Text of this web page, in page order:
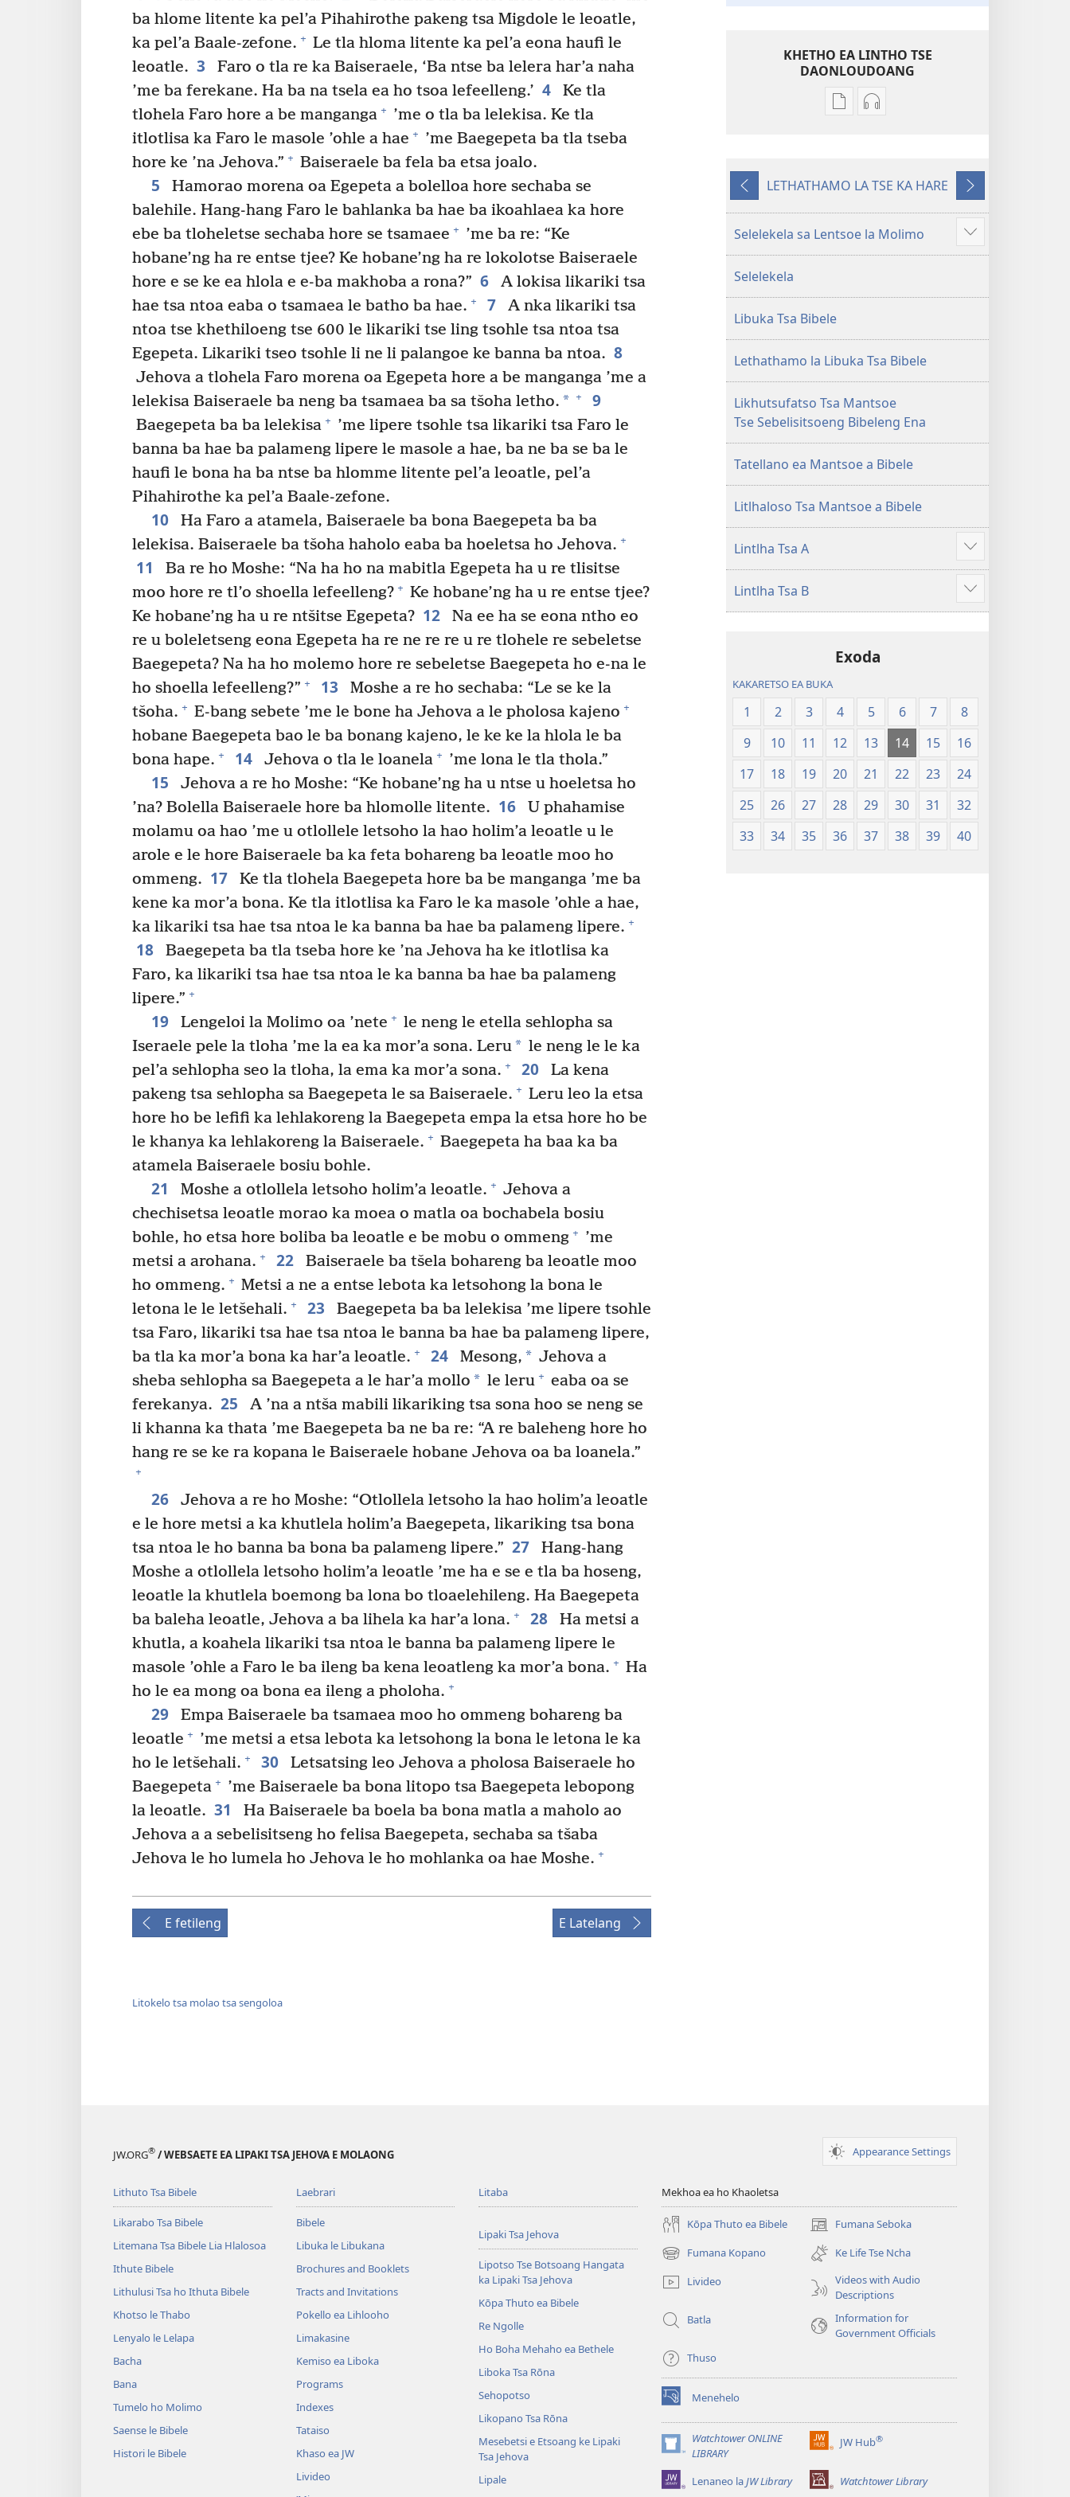
ba hlome litente ka pel’a Pihahirothe pakeng tsa Migdole le leoatle,
ka pel’a Baale-zefone. + Le tla hloma litente ka pel’a eona haufi le
leoatle. 3
Faro o tla re ka Baiseraele, ‘Ba ntse ba lelera har’a naha
’me ba ferekane. Ha ba na tsela ea ho tsoa lefeelleng.’ 4
Ke tla
tlohela Faro hore a be manganga + ’me o tla ba lelekisa. Ke tla
itlotlisa ka Faro le masole ’ohle a hae + ’me Baegepeta ba tla tseba
hore ke ’na Jehova.” + Baiseraele ba fela ba etsa joalo.
5
Hamorao morena oa Egepeta a bolelloa hore sechaba se
balehile. Hang-hang Faro le bahlanka ba hae ba ikoahlaea ka hore
ebe ba tloheletse sechaba hore se tsamaee + ’me ba re: “Ke
hobane’ng ha re entse tjee? Ke hobane’ng ha re lokolotse Baiseraele
hore e se ke ea hlola e e-ba makhoba a rona?” 6
A lokisa likariki tsa
hae tsa ntoa eaba o tsamaea le batho ba hae. + 7
A nka likariki tsa
ntoa tse khethiloeng tse 600 le likariki tse ling tsohle tsa ntoa tsa
Egepeta. Likariki tseo tsohle li ne li palangoe ke banna ba ntoa. 8
Jehova a tlohela Faro morena oa Egepeta hore a be manganga ’me a
lelekisa Baiseraele ba neng ba tsamaea ba sa tšoha letho. * + 9
Baegepeta ba ba lelekisa + ’me lipere tsohle tsa likariki tsa Faro le
banna ba hae ba palameng lipere le masole a hae, ba ne ba se ba le
haufi le bona ha ba ntse ba hlomme litente pel’a leoatle, pel’a
Pihahirothe ka pel’a Baale-zefone.
10
Ha Faro a atamela, Baiseraele ba bona Baegepeta ba ba
lelekisa. Baiseraele ba tšoha haholo eaba ba hoeletsa ho Jehova. +
11
Ba re ho Moshe: “Na ha ho na mabitla Egepeta ha u re tlisitse
moo hore re tl’o shoella lefeelleng? + Ke hobane’ng ha u re entse tjee?
Ke hobane’ng ha u re ntšitse Egepeta? 12
Na ee ha se eona ntho eo
re u boleletseng eona Egepeta ha re ne re re u re tlohele re sebeletse
Baegepeta? Na ha ho molemo hore re sebeletse Baegepeta ho e-na le
ho shoella lefeelleng?” + 13
Moshe a re ho sechaba: “Le se ke la
tšoha. + E-bang sebete ’me le bone ha Jehova a le pholosa kajeno +
hobane Baegepeta bao le ba bonang kajeno, le ke ke la hlola le ba
bona hape. + 14 Jehova o tla le loanela + ’me lona le tla thola.”
15
Jehova a re ho Moshe: “Ke hobane’ng ha u ntse u hoeletsa ho
’na? Bolella Baiseraele hore ba hlomolle litente. 16
U phahamise
molamu oa hao ’me u otlollele letsoho la hao holim’a leoatle u le
arole e le hore Baiseraele ba ka feta bohareng ba leoatle moo ho
ommeng. 17
Ke tla tlohela Baegepeta hore ba be manganga ’me ba
kene ka mor’a bona. Ke tla itlotlisa ka Faro le ka masole ’ohle a hae,
ka likariki tsa hae tsa ntoa le ka banna ba hae ba palameng lipere. +
18
Baegepeta ba tla tseba hore ke ’na Jehova ha ke itlotlisa ka
Faro, ka likariki tsa hae tsa ntoa le ka banna ba hae ba palameng
lipere.” +
19 Lengeloi la Molimo oa ’nete + le neng le etella sehlopha sa
Iseraele pele la tloha ’me la ea ka mor’a sona. Leru* le neng le le ka
pel’a sehlopha seo la tloha, la ema ka mor’a sona. + 20
La kena
pakeng tsa sehlopha sa Baegepeta le sa Baiseraele. + Leru leo la etsa
hore ho be lefifi ka lehlakoreng la Baegepeta empa la etsa hore ho be
le khanya ka lehlakoreng la Baiseraele. + Baegepeta ha baa ka ba
atamela Baiseraele bosiu bohle.
21 Moshe a otlollela letsoho holim’a leoatle. + Jehova a
chechisetsa leoatle morao ka moea o matla oa bochabela bosiu
bohle, ho etsa hore boliba ba leoatle e be mobu o ommeng + ’me
metsi a arohana. + 22
Baiseraele ba tšela bohareng ba leoatle moo
ho ommeng. + Metsi a ne a entse lebota ka letsohong la bona le
letona le le letšehali. + 23
Baegepeta ba ba lelekisa ’me lipere tsohle
tsa Faro, likariki tsa hae tsa ntoa le banna ba hae ba palameng lipere,
ba tla ka mor’a bona ka har’a leoatle. + 24 Mesong, * Jehova a
sheba sehlopha sa Baegepeta a le har’a mollo * le leru + eaba oa se
ferekanya. 25
A ’na a ntša mabili likariking tsa sona hoo se neng se
li khanna ka thata ’me Baegepeta ba ne ba re: “A re baleheng hore ho
hang re se ke ra kopana le Baiseraele hobane Jehova oa ba loanela.”
+
26
Jehova a re ho Moshe: “Otlollela letsoho la hao holim’a leoatle
e le hore metsi a ka khutlela holim’a Baegepeta, likariking tsa bona
tsa ntoa le ho banna ba bona ba palameng lipere.” 27
Hang-hang
Moshe a otlollela letsoho holim’a leoatle ’me ha e se e tla ba hoseng,
leoatle la khutlela boemong ba lona bo tloaelehileng. Ha Baegepeta
ba baleha leoatle, Jehova a ba lihela ka har’a lona. + 28
Ha metsi a
khutla, a koahela likariki tsa ntoa le banna ba palameng lipere le
masole ’ohle a Faro le ba ileng ba kena leoatleng ka mor’a bona. + Ha
ho le ea mong oa bona ea ileng a pholoha. +
29
Empa Baiseraele ba tsamaea moo ho ommeng bohareng ba
leoatle + ’me metsi a etsa lebota ka letsohong la bona le letona le ka
ho le letšehali. + 30
Letsatsing leo Jehova a pholosa Baiseraele ho
Baegepeta + ’me Baiseraele ba bona litopo tsa Baegepeta lebopong
la leoatle. 31
Ha Baiseraele ba boela ba bona matla a maholo ao
Jehova a a sebelisitseng ho felisa Baegepeta, sechaba sa tšaba
Jehova le ho lumela ho Jehova le ho mohlanka oa hae Moshe. +
E fetileng E Latelang
Litokelo tsa molao tsa sengoloa
KHETHO EA LINTHO TSE
DAONLOUDOANG
Khetho
lingoliloeng
Inthaneteng
Bibele
ea
le
Lecha
(Phetolelo ea
2013)
Khetho
likhatiso
mameloang
Bibele
ea
le
Lecha
(Phetolelo ea
2013)
fetileng
LETHATHAMO LA TSE KA HARE
Latelang
Selelekela sa Lentsoe la Molimo
Hlahisa
tse
Selelekela
Libuka Tsa Bibele
Lethathamo la Libuka Tsa Bibele
Likhutsufatso Tsa Mantsoe
Tse Sebelisitsoeng Bibeleng Ena
Tatellano ea Mantsoe a Bibele
Litlhaloso Tsa Mantsoe a Bibele
Lintlha Tsa A
Hlahisa
tse
eketsehileng
Lintlha Tsa B
Hlahisa
tse
Exoda
KAKARETSO EA BUKA
1 2 3 4 5 6 7
8
9
10 11 12 13 14 15
16
17
18 19 20 21 22 23
24
25
26 27 28 29 30 31
32
33
34 35 36 37 38 39 40
JW.ORG® / WEBSAETE EA LIPAKI TSA JEHOVA E MOLAONG Appearance Settings
Lithuto Tsa Bibele
Likarabo Tsa Bibele
Litemana Tsa Bibele Lia Hlalosoa
Ithute Bibele
Lithulusi Tsa ho Ithuta Bibele
Khotso le Thabo
Lenyalo le Lelapa
Bacha
Bana
Tumelo ho Molimo
Saense le Bibele
Histori le Bibele
Laebrari
Bibele
Libuka le Libukana
Brochures and Booklets
Tracts and Invitations
Pokello ea Lihlooho
Limakasine
Kemiso ea Liboka
Programs
Indexes
Tataiso
Khaso ea JW
Livideo
Litaba
Lipaki Tsa Jehova
Lipotso Tse Botsoang Hangata
ka Lipaki Tsa Jehova
Kōpa Thuto ea Bibele
Re Ngolle
Ho Boha Mehaho ea Bethele
Liboka Tsa Rōna
Sehopotso
Likopano Tsa Rōna
Mesebetsi e Etsoang ke Lipaki
Tsa Jehova
Lipale
Mekhoa ea ho Khaoletsa
Kōpa Thuto ea Bibele Fumana Seboka
(opens
new
window)
Fumana Kopano
(opens
new
window)
Ke Life Tse Ncha
Livideo
Videos with Audio
Descriptions
Batla
Information for
Government Officials
Thuso
Menehelo
(opens
new
window)Watchtower ONLINE
LIBRARY
(opens
new
window)
JW Hub®
(opens
window)
Lenaneo laJW Library Watchtower Library